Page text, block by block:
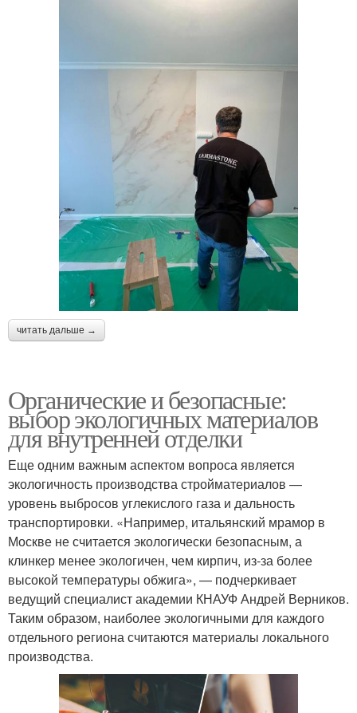
читать дальше →
Органические и безопасные:
выбор экологичных материалов
для внутренней отделки
Еще одним важным аспектом вопроса является
экологичность производства стройматериалов —
уровень выбросов углекислого газа и дальность
транспортировки. «Например, итальянский мрамор в
Москве не считается экологически безопасным, а
клинкер менее экологичен, чем кирпич, из-за более
высокой температуры обжига», — подчеркивает
ведущий специалист академии КНАУФ Андрей Верников.
Таким образом, наиболее экологичными для каждого
отдельного региона считаются материалы локального
производства.